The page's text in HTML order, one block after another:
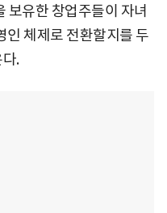
보유한 창업주들이 자녀
인 체제로 전환할지를 두
.